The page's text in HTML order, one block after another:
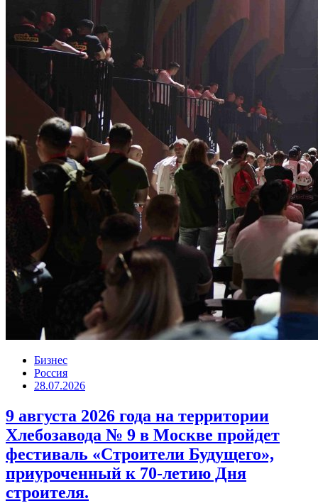
Бизнес
Россия
28.07.2026
9 августа 2026 года на территории
Хлебозавода № 9 в Москве пройдет
фестиваль «Строители Будущего»,
приуроченный к 70-летию Дня
строителя.